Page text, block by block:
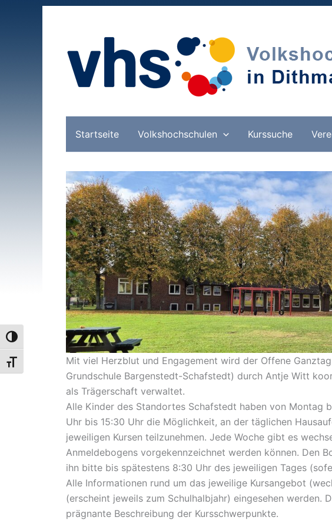
Umschalten auf hohe Kontraste
Schrift vergrößern
Startseite Volkshochschulen Kurssuche
Mit viel Herzblut und Engagement wird der Offene
Grundschule Bargenstedt-Schafstedt) durch Antje Witt
als Trägerschaft verwaltet.
Alle Kinder des Standortes Schafstedt haben von Montag
Uhr bis 15:30 Uhr die Möglichkeit, an der täglichen
jeweiligen Kursen teilzunehmen. Jede Woche gibt es
Anmeldebogens vorgekennzeichnet werden können. Den
ihn bitte bis spätestens 8:30 Uhr des jeweiligen Tages
Alle Informationen rund um das jeweilige Kursangebot
(erscheint jeweils zum Schulhalbjahr) eingesehen werden.
prägnante Beschreibung der Kursschwerpunkte.